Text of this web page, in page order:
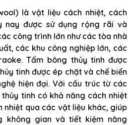
là vật liệu cách nhiệt, cách
nay được sử dụng rộng rãi và
công trình lớn như các tòa nhà
các khu công nghiệp lớn, các
Tấm bông thủy tinh được
tinh được ép chặt và chế biến
hiện đại. Với cấu trúc từ các
tinh có khả năng cách nhiệt
nhiệt qua các vật liệu khác, giúp
không gian và tiết kiệm năng